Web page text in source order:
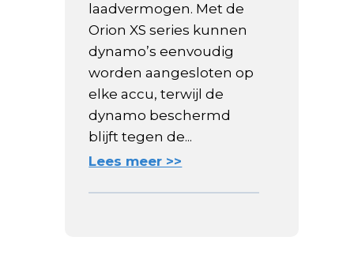
laadvermogen. Met de
Orion XS series kunnen
dynamo’s eenvoudig
worden aangesloten op
elke accu, terwijl de
dynamo beschermd
blijft tegen de...
Lees meer >>